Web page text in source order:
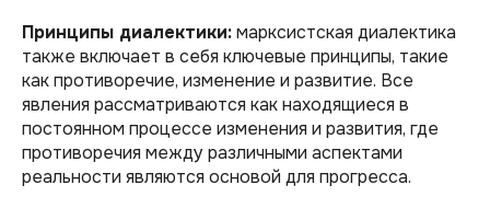
Принципы диалектики:марксистская диалектика
также включает в себя ключевые принципы, такие
как противоречие, изменение и развитие. Все
явления рассматриваются как находящиеся в
постоянном процессе изменения и развития, где
противоречия между различными аспектами
реальности являются основой для прогресса.